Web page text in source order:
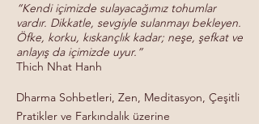
“Kendi içimizde sulayacağımız tohumlar
vardır. Dikkatle, sevgiyle sulanmayı bekleyen.
Öfke, korku, kıskançlık kadar; neşe, şefkat ve
anlayış da içimizde uyur.”
Thich Nhat Hanh
Dharma Sohbetleri, Zen, Meditasyon, Çeşitli
Pratikler ve Farkındalık üzerine